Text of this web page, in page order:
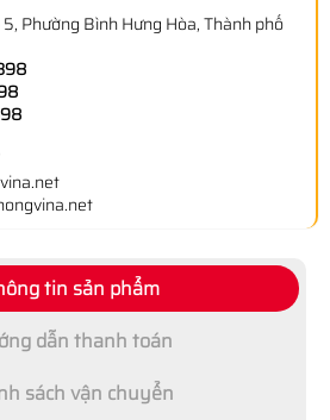
Phường Bình Hưng Hòa, Thành phố
tin sản phẩm
dẫn thanh toán
sách vận chuyển